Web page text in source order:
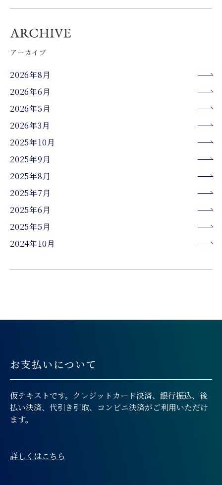
アーカイブ
2026年8月
2026年6月
2026年5月
2026年3月
2025年10月
2025年9月
2025年8月
2025年7月
2025年6月
2025年5月
2024年10月
お支払いについて
仮テキストです。クレジットカード決済、銀行振込、後
払い決済、代引き引取、コンビニ決済がご利用いただけ
ます。
詳しくはこちら